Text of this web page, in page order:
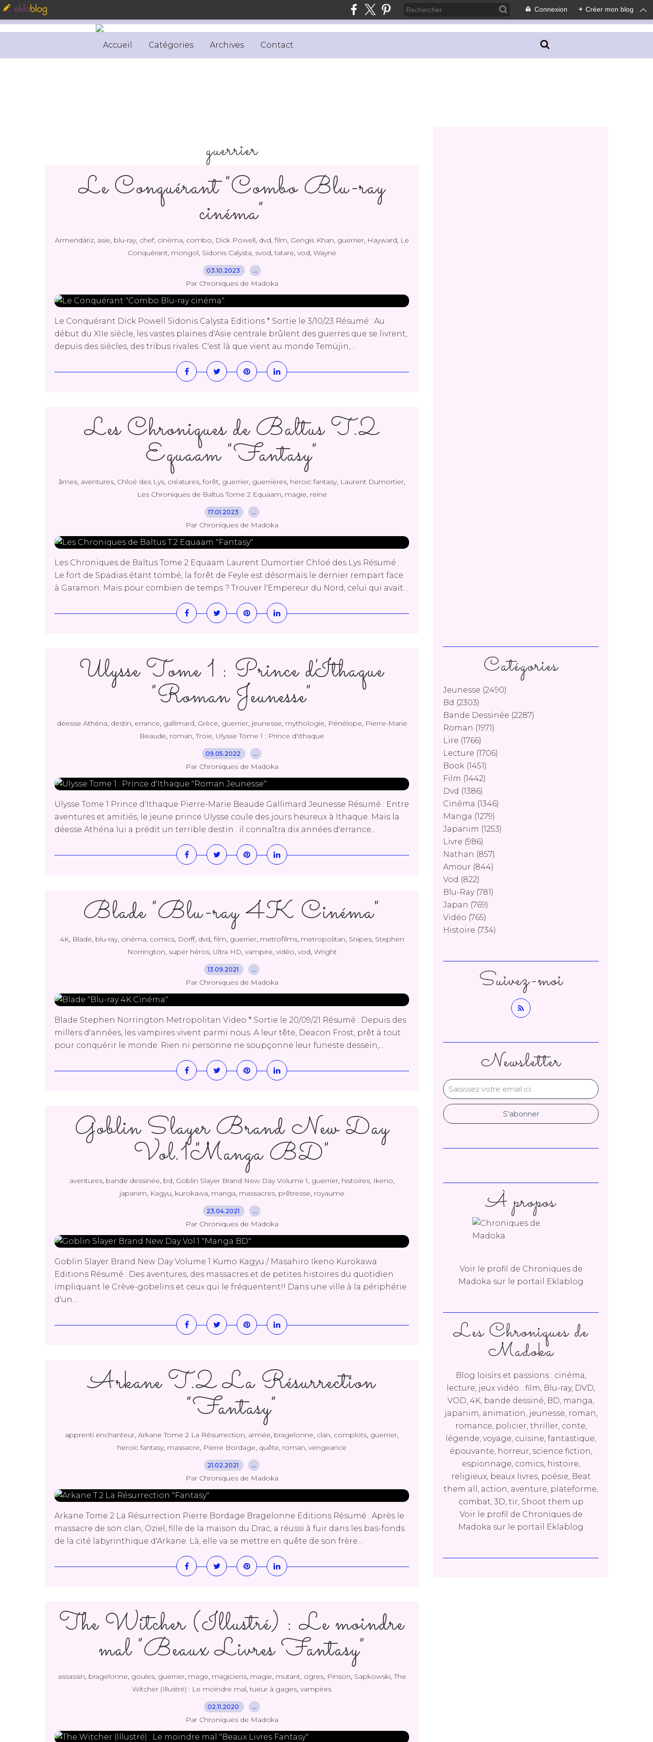
Connexion + Créer mon blog
Accueil Catégories Archives Contact
guerrier
Le Conquérant "Combo Blu-ray
cinéma"
Armendáriz, asie, blu-ray, chef, cinéma, combo, Dick Powell, dvd, film, Gengis Khan, guerrier, Hayward, Le
Conquérant, mongol, Sidonis Calysta, svod,tatare, vod, Wayne
03.10.2023 …
Par Chroniques de Madoka
Le Conquérant Dick Powell Sidonis Calysta Editions * Sortie le 3/10/23 Résumé : Au
début du XIIe siècle, les vastes plaines d'Asie centrale brûlent des guerres que se livrent,
depuis des siècles, des tribus rivales. C'est là que vient au monde Temüjin,...
Les Chroniques de Baltus T.2
Equaam "Fantasy"
âmes, aventures, Chloé des Lys, créatures,forêt, guerrier, guerrières, heroic fantasy, Laurent Dumortier,
Les Chroniques de Baltus Tome 2 Equaam, magie, reine
17.01.2023 …
Par Chroniques de Madoka
Les Chroniques de Baltus Tome 2 Equaam Laurent Dumortier Chloé des Lys Résumé :
Le fort de Spadias étant tombé, la forêt de Feyle est désormais le dernier rempart face
à Garamon. Mais pour combien de temps ? Trouver l'Empereur du Nord, celui qui avait...
Ulysse Tome 1 : Prince d'Ithaque
"Roman Jeunesse"
déesse Athéna, destin, errance, gallimard, Grèce, guerrier, jeunesse, mythologie, Pénélope, Pierre-Marie
Beaude, roman,Troie, Ulysse Tome 1 : Prince d'Ithaque
09.05.2022 …
Par Chroniques de Madoka
Ulysse Tome 1 Prince d'Ithaque Pierre-Marie Beaude Gallimard Jeunesse Résumé : Entre
aventures et amitiés, le jeune prince Ulysse coule des jours heureux à Ithaque. Mais la
déesse Athéna lui a prédit un terrible destin : il connaîtra dix années d'errance...
Blade "Blu-ray 4K Cinéma"
4K, Blade, blu-ray, cinéma, comics, Dorff, dvd, film, guerrier, metrofilms, metropolitan, Snipes, Stephen
Norrington, super héros, Ultra HD, vampire, vidéo, vod, Wright
13.09.2021 …
Par Chroniques de Madoka
Blade Stephen Norrington Metropolitan Video * Sortie le 20/09/21 Résumé : Depuis des
millers d'années, les vampires vivent parmi nous. A leur tête, Deacon Frost, prêt à tout
pour conquérir le monde. Rien ni personne ne soupçonne leur funeste dessein,...
Goblin Slayer Brand New Day
Vol.1 "Manga BD"
aventures, bande dessinée, bd, Goblin Slayer Brand New Day Volume 1, guerrier, histoires, Ikeno,
japanim, Kagyu, kurokawa, manga, massacres, prêtresse, royaume
23.04.2021 …
Par Chroniques de Madoka
Goblin Slayer Brand New Day Volume 1 Kumo Kagyu / Masahiro Ikeno Kurokawa
Editions Résumé : Des aventures, des massacres et de petites histoires du quotidien
impliquant le Crève-gobelins et ceux qui le fréquentent!! Dans une ville à la périphérie
d'un...
Arkane T.2 La Résurrection
"Fantasy"
apprenti enchanteur, Arkane Tome 2 La Résurrection, armée, bragelonne, clan, complots, guerrier,
heroic fantasy, massacre, Pierre Bordage, quête, roman, vengeance
21.02.2021 …
Par Chroniques de Madoka
Arkane Tome 2 La Résurrection Pierre Bordage Bragelonne Editions Résumé : Après le
massacre de son clan, Oziel, fille de la maison du Drac, a réussi à fuir dans les bas-fonds
de la cité labyrinthique d'Arkane. Là, elle va se mettre en quête de son frère...
The Witcher (Illustré) : Le moindre
mal "Beaux Livres Fantasy"
assassin, bragelonne, goules, guerrier, mage, magiciens, magie, mutant, ogres, Pinson, Sapkowski,The
Witcher (Illustré) : Le moindre mal,tueur à gages, vampires
02.11.2020 …
Par Chroniques de Madoka
Newsletter
Catégories
Jeunesse (2490)
Bd (2303)
Bande Dessinée (2287)
Roman (1971)
Lire (1766)
Lecture (1706)
Book (1451)
Film (1442)
Dvd (1386)
Cinéma (1346)
Manga (1279)
Japanim (1253)
Livre (986)
Nathan (857)
Amour (844)
Vod (822)
Blu-Ray(781)
Japan (769)
Vidéo (765)
Histoire (734)
Les Chroniques de
Madoka
Blog loisirs et passions : cinéma,
lecture, jeux vidéo... film, Blu-ray, DVD,
VOD, 4K, bande dessiné, BD, manga,
japanim, animation, jeunesse, roman,
romance, policier, thriller, conte,
légende, voyage, cuisine, fantastique,
épouvante, horreur, science fiction,
espionnage, comics, histoire,
religieux, beaux livres, poésie, Beat
them all, action, aventure, plateforme,
combat, 3D, tir, Shoot them up
Voir le profil de Chroniques de
Madoka sur le portail Eklablog
Suivez-moi
À propos
Voir le profil de Chroniques de
Madoka sur le portail Eklablog